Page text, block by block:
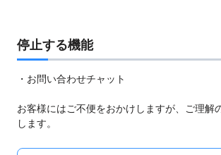
停止する機能
・お問い合わせチャット
お客様にはご不便をおかけしますが、ご理解
します。